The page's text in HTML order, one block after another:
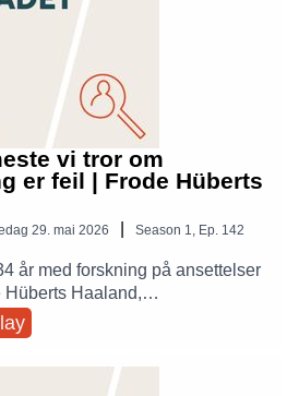
vi tror om
er feil | Frode Hüberts
29. mai 2026 Season 1, Ep. 142
år med forskning på ansettelser
Hüberts Haaland,
ved Høgskolen i Østfold, flere
om rekruttering. Samtalen
skaper gode ansettelser.